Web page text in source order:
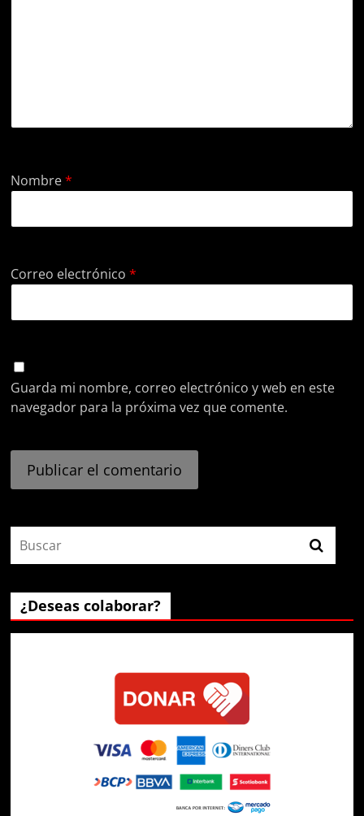
Nombre*
Correo electrónico*
Guarda mi nombre, correo electrónico y web en este
navegador para la próxima vez que comente.
¿Deseas colaborar?